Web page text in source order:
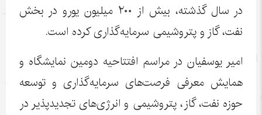
در سال گذشته، بیش از ۲۰۰ میلیون یورو در بخش
نفت، گاز و پتروشیمی سرمایه‌گذاری کرده است.
امیر یوسفیان در مراسم افتتاحیه دومین نمایشگاه و
همایش معرفی فرصت‌های سرمایه‌گذاری و توسعه
حوزه نفت، گاز، پتروشیمی و انرژی‌های تجدیدپذیر در